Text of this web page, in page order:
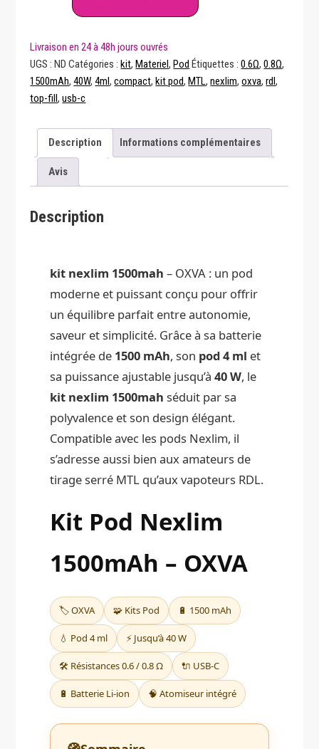
Nexlim
1500mAh
–
OXVA
UGS :ND Catégories :kit,Materiel,Pod Étiquettes :0.6Ω,0.8Ω,
1500mAh,40W,4ml,compact,kit pod,MTL,nexlim,oxva,rdl,
top-fill,usb-c
Description Informations complémentaires
Avis
Description
kit nexlim 1500mah – OXVA : un pod
moderne et puissant conçu pour offrir
un équilibre parfait entre autonomie,
saveur et simplicité. Grâce à sa batterie
intégrée de 1500 mAh, son pod 4 ml et
sa puissance ajustable jusqu’à40 W, le
kit nexlim 1500mah séduit par sa
polyvalence et son design élégant.
Compatible avec les pods Nexlim, il
s’adresse aussi bien aux amateurs de
tirage serré MTL qu’aux vapoteurs RDL.
Kit Pod Nexlim
1500mAh – OXVA
🏷️ OXVA 🧩 Kits Pod 🔋 1500 mAh
💧 Pod 4 ml ⚡ Jusqu’à 40 W
🛠️ Résistances 0.6 / 0.8 Ω 🔌 USB-C
🔋 Batterie Li-ion 🧠 Atomiseur intégré